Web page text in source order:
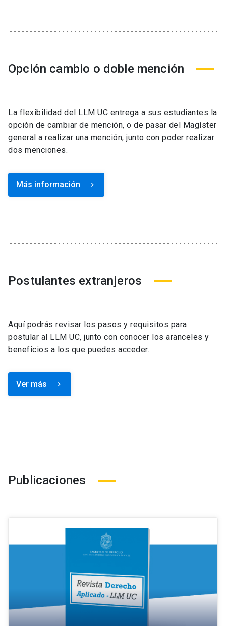
Opción cambio o doble mención
La flexibilidad del LLM UC entrega a sus estudiantes la
opción de cambiar de mención, o de pasar del Magíster
general a realizar una mención, junto con poder realizar
dos menciones.
Más información keyboard_arrow_right
Postulantes extranjeros
Aquí podrás revisar los pasos y requisitos para
postular al LLM UC, junto con conocer los aranceles y
beneficios a los que puedes acceder.
Ver más keyboard_arrow_right
Publicaciones